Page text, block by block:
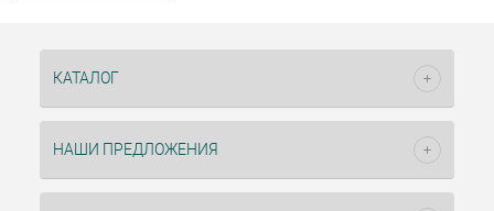
КАТАЛОГ
НАШИ ПРЕДЛОЖЕНИЯ